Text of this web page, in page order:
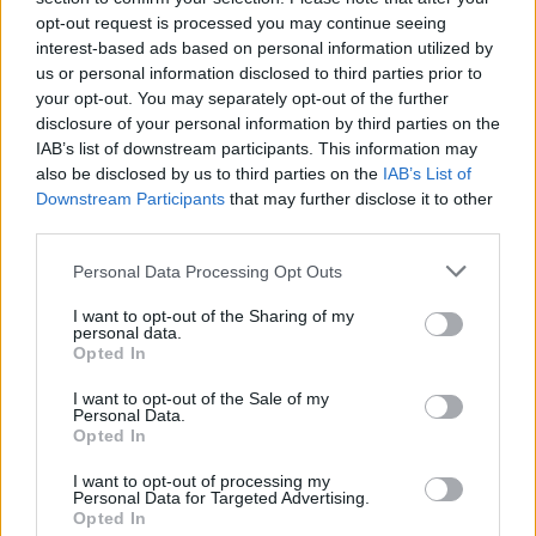
opt-out request is processed you may continue seeing
interest-based ads based on personal information utilized by
us or personal information disclosed to third parties prior to
your opt-out. You may separately opt-out of the further
disclosure of your personal information by third parties on the
IAB’s list of downstream participants. This information may
also be disclosed by us to third parties on the IAB’s List of
Downstream Participants that may further disclose it to other
Please note that this website/app uses one or more Google
not limited to your visit or usage behaviour. You may click to
grant or deny consent to Google and its third-party tags to
use your data for below specified purposes in below Google
consent section.
Personal Data Processing Opt Outs
I want to opt-out of the Sharing of my
personal data.
Opted In
I want to opt-out of the Sale of my
Personal Data.
Opted In
I want to opt-out of processing my
Personal Data for Targeted Advertising.
Opted In
anni a venire.
Rinascita del Gruppo di Visegrád
Negli ultimi giorni, il Primo Ministro slovacco ha anche
segnalato la sua intenzione di riattivare il Gruppo di Visegrád.
In un post sui social media, ha condiviso una fotografia
insieme al primo ministro ceco Andrej Babiš e al primo
ministro polacco Donald Tusk, scrivendo: “Tre moschettieri
L’osservazione è stata ampiamente interpretata come un
forte cooperazione regionale e relazioni affidabili tra
Ungheria e Slovacchia sono indispensabili per la stabilità
dell’Europa centrale.
Il duro avvertimento di Péter Magyar a Robert Fico:
questo è essenziale per le buone relazioni tra Ungheria e
Slovacchia.
L’Europa reagisce con furia al viaggio di Fico a Mosca